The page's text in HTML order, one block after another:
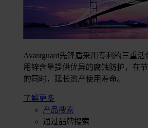
Avantguard先锋盾采用专利的三重活
用锌含量提供优异的腐蚀防护，在
的同时，延长资产使用寿命。
了解更多
产品搜索
通过品牌搜索